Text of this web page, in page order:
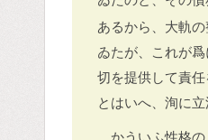
あるから、大軌
ゐたが、これが
切を提供して責
とはいへ、洵に
かういふ性格